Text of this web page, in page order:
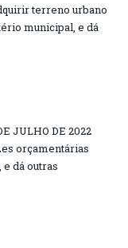
terreno urbano
municipal, e dá
JULHO DE 2022
orçamentárias
dá outras